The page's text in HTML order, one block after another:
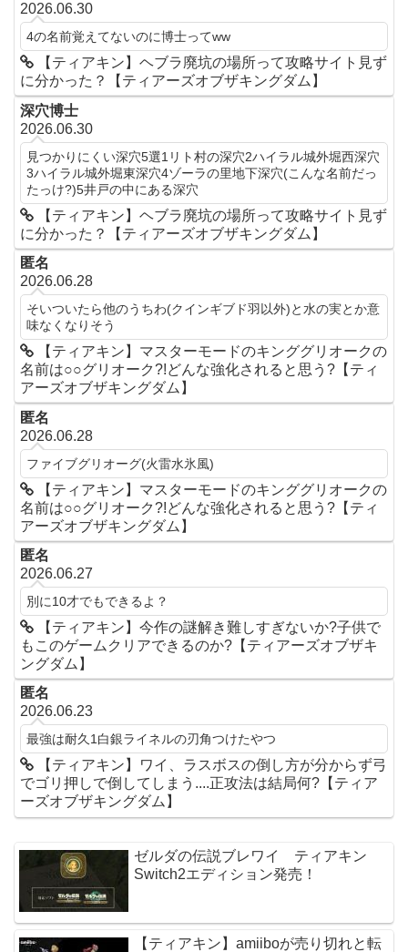
2026.06.30
4の名前覚えてないのに博士ってww
【ティアキン】ヘブラ廃坑の場所って攻略サイト見ず
に分かった？【ティアーズオブザキングダム】
深穴博士
2026.06.30
見つかりにくい深穴5選1リト村の深穴2ハイラル城外堀西深穴
3ハイラル城外堀東深穴4ゾーラの里地下深穴(こんな名前だっ
たっけ?)5井戸の中にある深穴
【ティアキン】ヘブラ廃坑の場所って攻略サイト見ず
に分かった？【ティアーズオブザキングダム】
匿名
2026.06.28
そいついたら他のうちわ(クインギブド羽以外)と水の実とか意
味なくなりそう
【ティアキン】マスターモードのキンググリオークの
名前は○○グリオーク?!どんな強化されると思う?【ティ
アーズオブザキングダム】
匿名
2026.06.28
ファイブグリオーグ(火雷水氷風)
【ティアキン】マスターモードのキンググリオークの
名前は○○グリオーク?!どんな強化されると思う?【ティ
アーズオブザキングダム】
匿名
2026.06.27
別に10才でもできるよ？
【ティアキン】今作の謎解き難しすぎないか?子供で
もこのゲームクリアできるのか?【ティアーズオブザキ
ングダム】
匿名
2026.06.23
最強は耐久1白銀ライネルの刃角つけたやつ
【ティアキン】ワイ、ラスボスの倒し方が分からず弓
でゴリ押しで倒してしまう....正攻法は結局何?【ティア
ーズオブザキングダム】
ゼルダの伝説ブレワイ ティアキン
Switch2エディション発売！
【ティアキン】amiiboが売り切れと転